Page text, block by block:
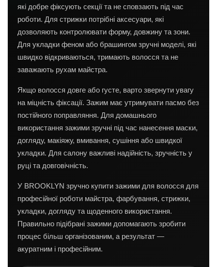
які добре фіксують секції та не сповзають під час
роботи. Для стрижки потрібні аксесуари, які
дозволяють контролювати форму, довжину та зони.
Для укладки феном або брашингом зручні моделі, які
швидко відкриваються, тримають волосся та не
заважають рухам майстра.
Якщо волосся довге або густе, варто звернути увагу
на міцність фіксації. Зажим має утримувати пасмо без
постійного поправляння. Для домашнього
використання зажими зручні під час нанесення маски,
догляду, макіяжу, вмивання, сушіння або швидкої
укладки. Для салону важливі надійність, зручність у
руці та довговічність.
У BROOKLYN зручно купити зажими для волосся для
професійної роботи майстра, фарбування, стрижки,
укладки, догляду та щоденного використання.
Правильно підібрані зажими допомагають зробити
процес більш організованим, а результат —
акуратним і професійним.